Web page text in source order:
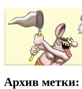
Архив метки: